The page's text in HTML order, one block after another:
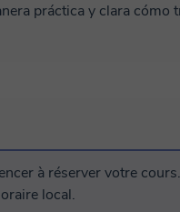
práctica y clara cómo
a programar,
à réserver votre cours.
local.